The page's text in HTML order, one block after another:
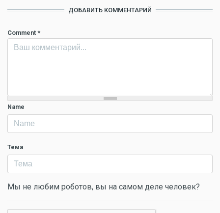
ДОБАВИТЬ КОММЕНТАРИЙ
Comment *
Name
Тема
Мы не любим роботов, вы на самом деле человек?